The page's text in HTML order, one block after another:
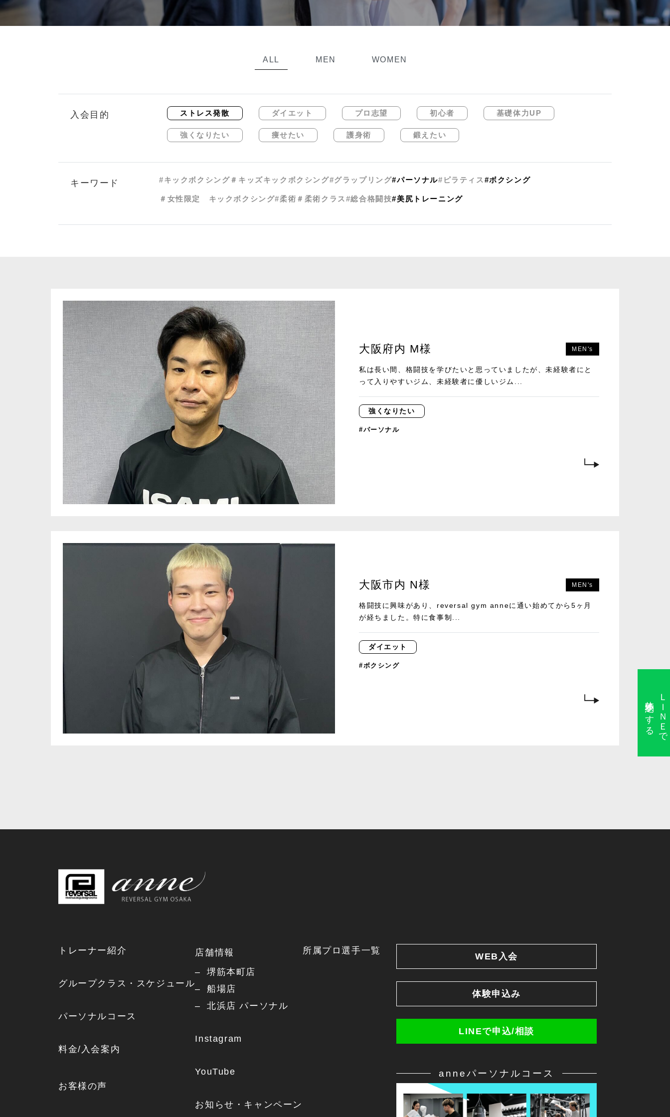
体験予約をするＬＩＮＥで
ALL MEN WOMEN
入会目的 ストレス発散 ダイエット プロ志望 初心者 基礎体力UP
強くなりたい 痩せたい 護身術 鍛えたい
キーワード #キックボクシング＃キッズキックボクシング#グラップリング#パーソナル#ピラティス #ボクシング
＃女性限定 キックボクシング#柔術 ＃柔術クラス #総合格闘技#美尻トレーニング
大阪府内 M様 MEN's
私は長い間、格闘技を学びたいと思っていましたが、未経験者にと
って入りやすいジム、未経験者に優しいジム...
強くなりたい
#パーソナル
大阪市内 N様 MEN's
格闘技に興味があり、reversal gym anneに通い始めてから5ヶ月
が経ちました。特に食事制...
ダイエット
#ボクシング
トレーナー紹介
グループクラス・スケジュール
パーソナルコース
料金/入会案内
お客様の声
店舗情報
堺筋本町店
船場店
北浜店 パーソナル
Instagram
YouTube
お知らせ・キャンペーン
所属プロ選手一覧
anneパーソナルコース
WEB入会
体験申込み
LINEで申込/相談